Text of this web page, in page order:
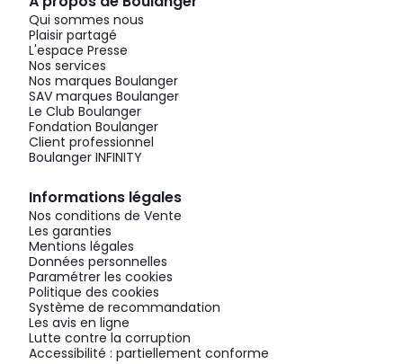
Qui sommes nous
Plaisir partagé
L'espace Presse
Nos services
Nos marques Boulanger
SAV marques Boulanger
Le Club Boulanger
Fondation Boulanger
Client professionnel
Boulanger INFINITY
Informations légales
Nos conditions de Vente
Les garanties
Mentions légales
Données personnelles
Paramétrer les cookies
Politique des cookies
Système de recommandation
Les avis en ligne
Lutte contre la corruption
Accessibilité : partiellement conforme